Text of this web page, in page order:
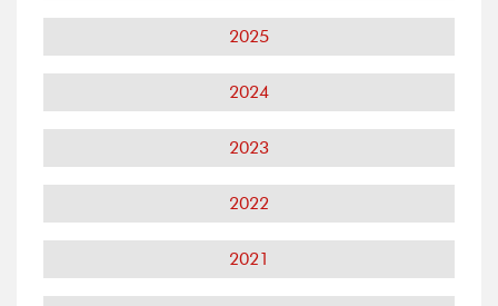
2025
2024
2023
2022
2021